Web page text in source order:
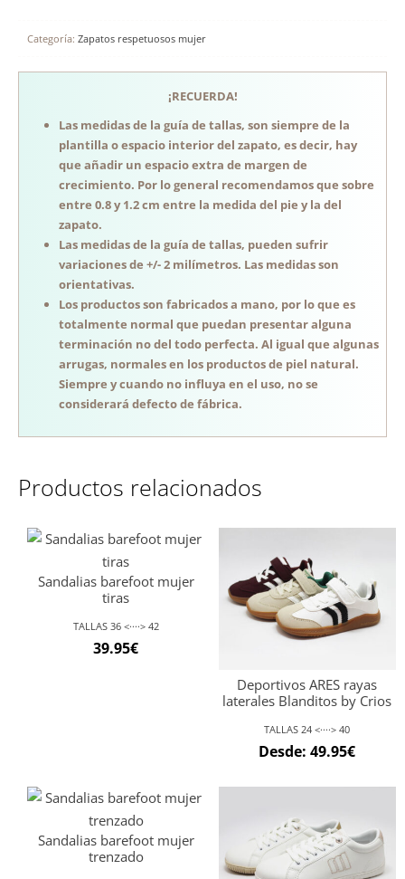
Categoría: Zapatos respetuosos mujer
¡RECUERDA!
Las medidas de la guía de tallas, son siempre de la
plantilla o espacio interior del zapato, es decir, hay
que añadir un espacio extra de margen de
crecimiento. Por lo general recomendamos que sobre
entre 0.8 y 1.2 cm entre la medida del pie y la del
zapato.
Las medidas de la guía de tallas, pueden sufrir
variaciones de +/- 2 milímetros. Las medidas son
orientativas.
Los productos son fabricados a mano, por lo que es
totalmente normal que puedan presentar alguna
terminación no del todo perfecta. Al igual que algunas
arrugas, normales en los productos de piel natural.
Siempre y cuando no influya en el uso, no se
considerará defecto de fábrica.
Productos relacionados
Sandalias barefoot mujer
tiras
TALLAS 36 <····> 42
39.95€
Deportivos ARES rayas
laterales Blanditos by Crios
TALLAS 24 <····> 40
Desde:49.95€
Sandalias barefoot mujer
trenzado